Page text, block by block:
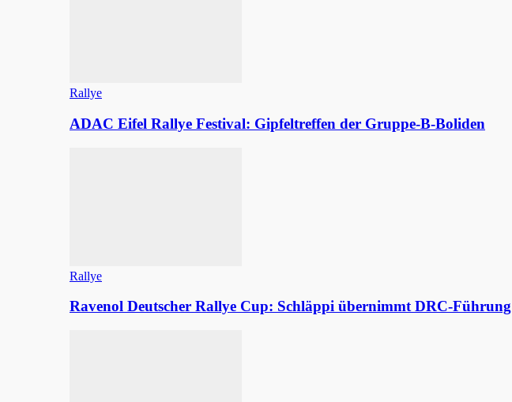
Rallye
ADAC Eifel Rallye Festival: Gipfeltreffen der Gruppe-B-Boliden
Rallye
Ravenol Deutscher Rallye Cup: Schläppi übernimmt DRC-Führung